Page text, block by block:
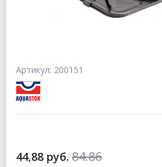
Артикул: 200151
44,88 руб. 84.86